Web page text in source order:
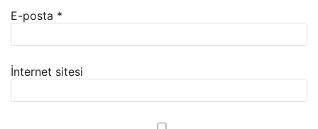
E-posta *
İnternet sitesi